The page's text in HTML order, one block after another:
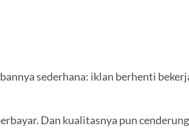
sederhana: iklan berhenti
Dan kualitasnya pun